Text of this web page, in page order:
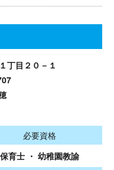
丁目２０－１
必要資格
保育士 ・ 幼稚園教諭